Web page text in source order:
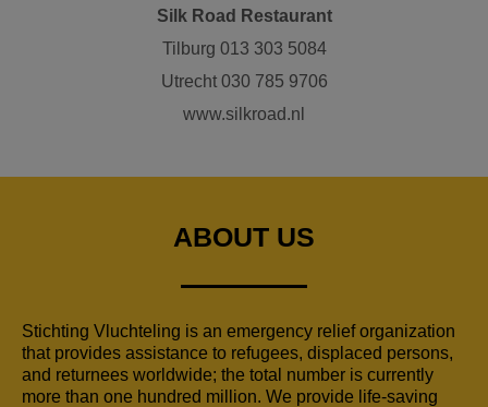
Silk Road Restaurant
Tilburg 013 303 5084
Utrecht 030 785 9706
www.silkroad.nl
ABOUT US
Stichting Vluchteling is an emergency relief organization
that provides assistance to refugees, displaced persons,
and returnees worldwide; the total number is currently
more than one hundred million. We provide life-saving